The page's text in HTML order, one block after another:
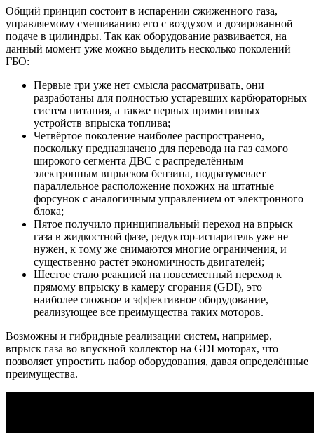
Общий принцип состоит в испарении сжиженного газа,
управляемому смешиванию его с воздухом и дозированной
подаче в цилиндры. Так как оборудование развивается, на
данный момент уже можно выделить несколько поколений
ГБО:
Первые три уже нет смысла рассматривать, они
разработаны для полностью устаревших карбюраторных
систем питания, а также первых примитивных
устройств впрыска топлива;
Четвёртое поколение наиболее распространено,
поскольку предназначено для перевода на газ самого
широкого сегмента ДВС с распределённым
электронным впрыском бензина, подразумевает
параллельное расположение похожих на штатные
форсунок с аналогичным управлением от электронного
блока;
Пятое получило принципиальный переход на впрыск
газа в жидкостной фазе, редуктор-испаритель уже не
нужен, к тому же снимаются многие ограничения, и
существенно растёт экономичность двигателей;
Шестое стало реакцией на повсеместный переход к
прямому впрыску в камеру сгорания (GDI), это
наиболее сложное и эффективное оборудование,
реализующее все преимущества таких моторов.
Возможны и гибридные реализации систем, например,
впрыск газа во впускной коллектор на GDI моторах, что
позволяет упростить набор оборудования, давая определённые
преимущества.